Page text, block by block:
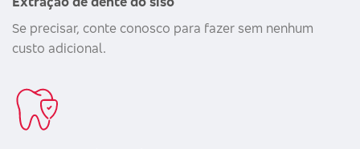
Se precisar, conte conosco para fazer sem nenhum
custo adicional.